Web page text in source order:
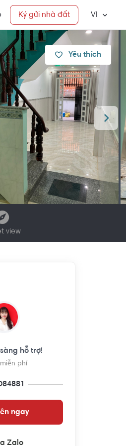
Ký gửi nhà đất VI
Yêu thích
view
hỗ trợ!
phí
ngay
Zalo